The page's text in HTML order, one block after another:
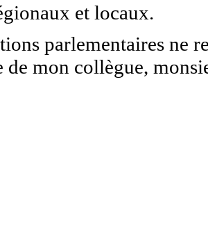
et locaux.
parlementaires ne
de mon collègue,